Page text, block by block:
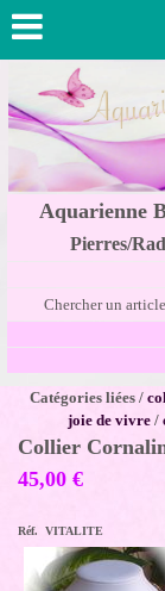
Aquarienne
Pierres/
Chercher un
Catégories liées /
joie de vivre/
Collier
45,00 €
Réf. VITALITE